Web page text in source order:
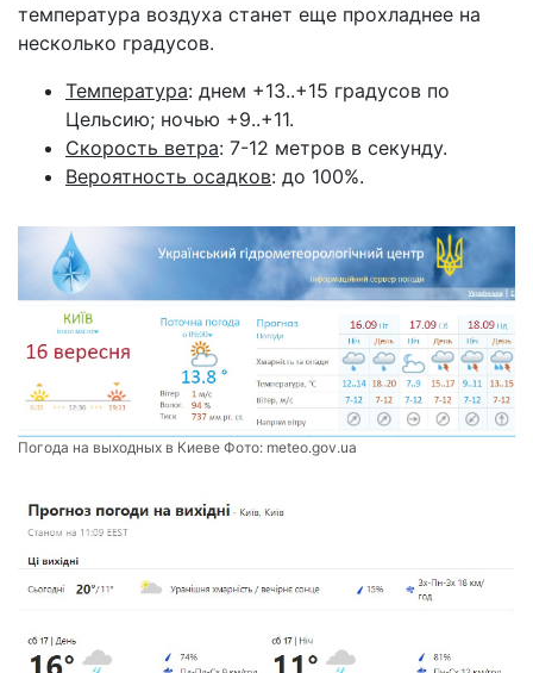
температура воздуха станет еще прохладнее на
несколько градусов.
Температура: днем +13..+15 градусов по
Цельсию; ночью +9..+11.
Скорость ветра: 7-12 метров в секунду.
Вероятность осадков: до 100%.
Погода на выходных в Киеве Фото: meteo.gov.ua